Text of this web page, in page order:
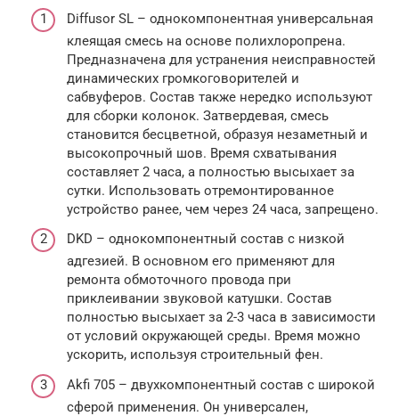
Diffusor SL – однокомпонентная универсальная
клеящая смесь на основе полихлоропрена.
Предназначена для устранения неисправностей
динамических громкоговорителей и
сабвуферов. Состав также нередко используют
для сборки колонок. Затвердевая, смесь
становится бесцветной, образуя незаметный и
высокопрочный шов. Время схватывания
составляет 2 часа, а полностью высыхает за
сутки. Использовать отремонтированное
устройство ранее, чем через 24 часа, запрещено.
DKD – однокомпонентный состав с низкой
адгезией. В основном его применяют для
ремонта обмоточного провода при
приклеивании звуковой катушки. Состав
полностью высыхает за 2-3 часа в зависимости
от условий окружающей среды. Время можно
ускорить, используя строительный фен.
Akfi 705 – двухкомпонентный состав с широкой
сферой применения. Он универсален,